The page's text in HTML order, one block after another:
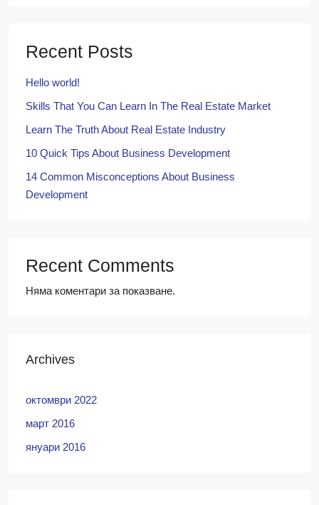
Recent Posts
Hello world!
Skills That You Can Learn In The Real Estate Market
Learn The Truth About Real Estate Industry
10 Quick Tips About Business Development
14 Common Misconceptions About Business
Development
Recent Comments
Няма коментари за показване.
Archives
октомври 2022
март 2016
януари 2016